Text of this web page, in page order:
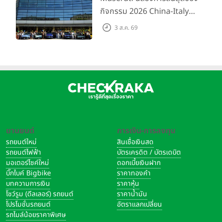
กิจกรรม 2026 China-Italy
Grand Tour ณ สำนักงาน
3 ส.ค. 69
ยานยนต์
รถยนต์ใหม่
รถยนต์ไฟฟ้า
มอเตอร์ไซค์ใหม่
บิ๊กไบค์ Bigbike
บทความการเงิน
โชว์รูม (ดีลเลอร์) รถยนต์
โปรโมชั่นรถยนต์
รถไมล์น้อยราคาพิเศษ
การเงิน-การลงทุน
สินเชื่อเงินสด
บัตรเครดิต / บัตรเดบิต
ดอกเบี้ยเงินฝาก
ราคาทองคำ
ราคาหุ้น
ราคาน้ำมัน
อัตราแลกเปลี่ยน